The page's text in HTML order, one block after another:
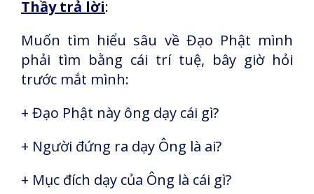
Thầy trả lời:
Muốn tìm hiểu sâu về Đạo Phật mình
phải tìm bằng cái trí tuệ, bây giờ hỏi
trước mắt mình:
+ Đạo Phật này ông dạy cái gì?
+ Người đứng ra dạy Ông là ai?
+ Mục đích dạy của Ông là cái gì?